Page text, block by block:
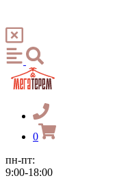
0
пн-пт:
9:00-18:00